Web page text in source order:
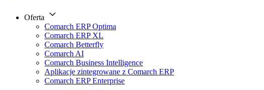
Oferta
Comarch ERP Optima
Comarch ERP XL
Comarch Betterfly
Comarch AI
Comarch Business Intelligence
Aplikacje zintegrowane z Comarch ERP
Comarch ERP Enterprise